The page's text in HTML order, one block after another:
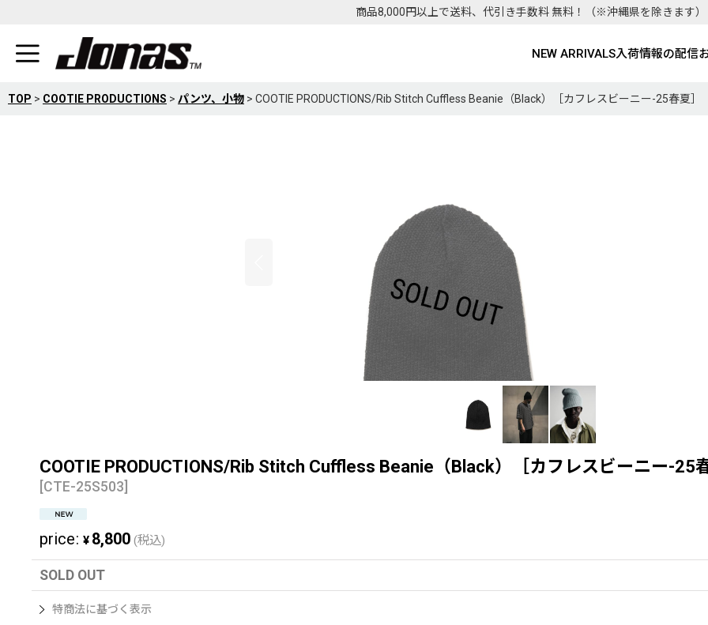
商品8,000円以上で送料、代引き手数料 無料！ （※沖縄県を除きます）
NEW ARRIVALS入荷情報の配信
TOP > COOTIE PRODUCTIONS > パンツ、小物 > COOTIE PRODUCTIONS/Rib Stitch Cuffless Beanie（Black）［カフレスビーニー-25春夏］
COOTIE PRODUCTIONS/Rib Stitch Cuffless Beanie（Black）［カフレスビーニー-25
[CTE-25S503]
price: ¥ 8,800 (税込)
SOLD OUT
特商法に基づく表示